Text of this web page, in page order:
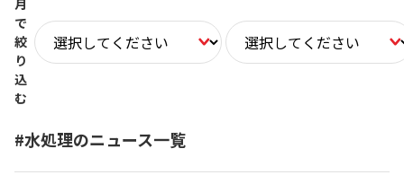
月
で
絞
り
込
む
#水処理のニュース一覧